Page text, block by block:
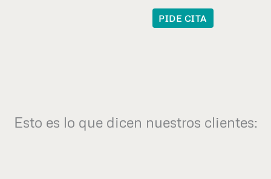
PIDE CITA
Esto es lo que dicen nuestros clientes: